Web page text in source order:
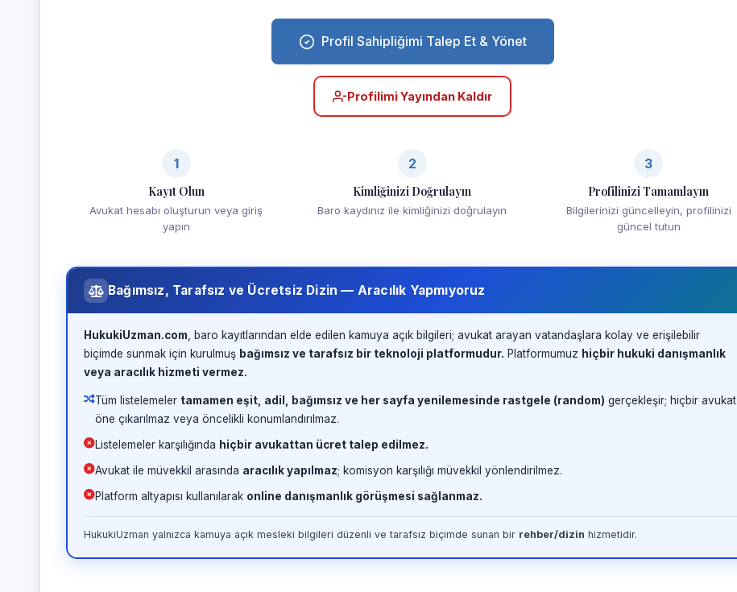
Profil Sahipliğimi Talep Et & Yönet
Profilimi Yayından Kaldır
1
Kayıt Olun
Avukat hesabı oluşturun veya giriş
yapın
2
Kimliğinizi Doğrulayın
Baro kaydınız ile kimliğinizi doğrulayın
3
Profilinizi Tamamlayın
Bilgilerinizi güncelleyin, profilinizi
güncel tutun
Bağımsız, Tarafsız ve Ücretsiz Dizin — Aracılık Yapmıyoruz
HukukiUzman.com , baro kayıtlarından elde edilen kamuya açık bilgileri; avukat arayan vatandaşlara kolay ve erişilebilir
biçimde sunmak için kurulmuş bağımsız ve tarafsız bir teknoloji platformudur. Platformumuz hiçbir hukuki danışmanlık
veya aracılık hizmeti vermez.
Tüm listelemeler tamamen eşit, adil, bağımsız ve her sayfa yenilemesinde rastgele (random) gerçekleşir; hiçbir avukat
öne çıkarılmaz veya öncelikli konumlandırılmaz.
Listelemeler karşılığında hiçbir avukattan ücret talep edilmez.
Avukat ile müvekkil arasında aracılık yapılmaz; komisyon karşılığı müvekkil yönlendirilmez.
Platform altyapısı kullanılarak online danışmanlık görüşmesi sağlanmaz.
HukukiUzman yalnızca kamuya açık mesleki bilgileri düzenli ve tarafsız biçimde sunan bir rehber/dizin hizmetidir.